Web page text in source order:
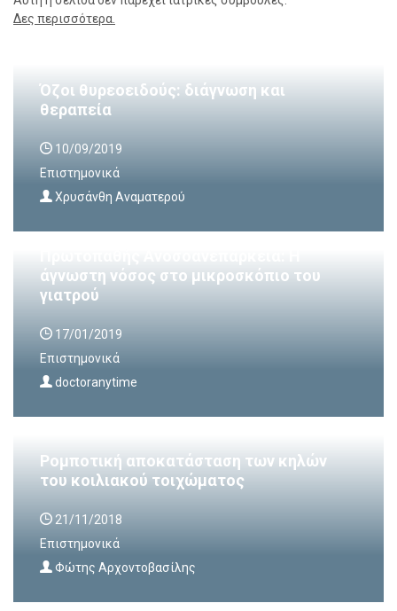
Δες περισσότερα.
Όζοι θυρεοειδούς: διάγνωση και
θεραπεία
10/09/2019
Επιστημονικά
Χρυσάνθη Αναματερού
άγνωστη νόσος στο μικροσκόπιο του
γιατρού
17/01/2019
Επιστημονικά
doctoranytime
Ρομποτική αποκατάσταση των κηλών
του κοιλιακού τοιχώματος
21/11/2018
Επιστημονικά
Φώτης Αρχοντοβασίλης